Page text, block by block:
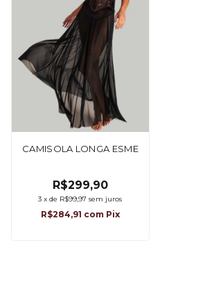
CAMISOLA LONGA ESME
R$299,90
3 xde R$99,97 sem juros
R$284,91 com Pix